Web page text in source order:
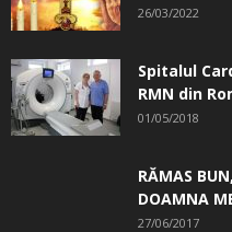
26/03/2022
Spitalul
RMN din
01/05/2018
RĂMAS
DOAMNA
27/06/2017